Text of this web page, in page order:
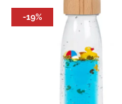
-19%